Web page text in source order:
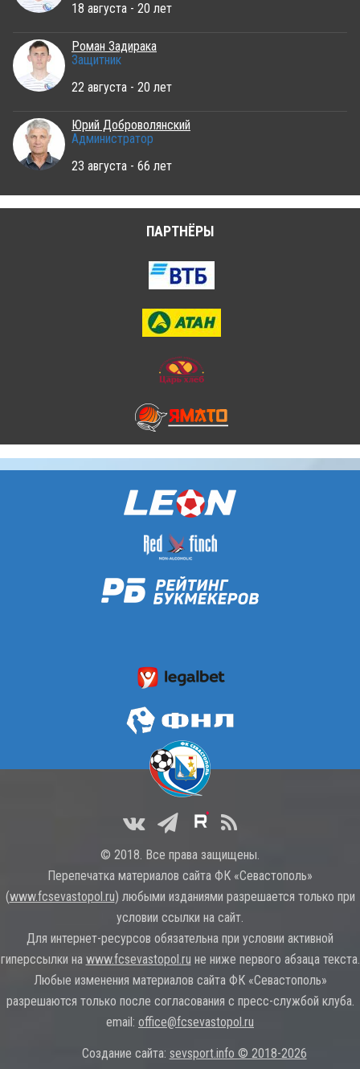
18 августа - 20 лет
Роман Задирака
Защитник
22 августа - 20 лет
Юрий Доброволянский
Администратор
23 августа - 66 лет
ПАРТНЁРЫ
© 2018. Все права защищены.
Перепечатка материалов сайта ФК «Севастополь»
(www.fcsevastopol.ru) любыми изданиями разрешается только при
условии ссылки на сайт.
Для интернет-ресурсов обязательна при условии активной
гиперссылки на www.fcsevastopol.ru не ниже первого абзаца текста.
Любые изменения материалов сайта ФК «Севастополь»
разрешаются только после согласования с пресс-службой клуба.
email: office@fcsevastopol.ru
Создание сайта: sevsport.info © 2018-2026